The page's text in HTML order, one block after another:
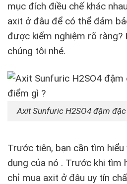
mục đích điều chế khác
axit ở đâu để có thể đảm
được kiểm nghiệm rõ ràng?
chúng tôi nhé.
Axit Sunfuric H2SO4 đậm
Trước tiên, bạn cần tìm
dụng của nó . Trước khi tìm
chỉ mua axit ở đâu uy tín